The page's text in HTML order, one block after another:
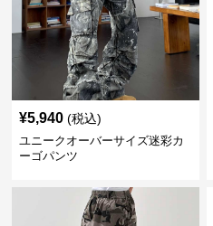
¥5,940 (税込)
ユニークオーバーサイズ迷彩カ
ーゴパンツ